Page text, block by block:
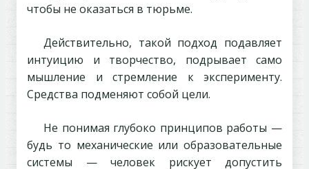
чтобы не оказаться в тюрьме.
Действительно, такой подход подавляет
интуицию и творчество, подрывает само
мышление и стремление к эксперименту.
Средства подменяют собой цели.
Не понимая глубоко принципов работы —
будь то механические или образовательные
системы — человек рискует допустить